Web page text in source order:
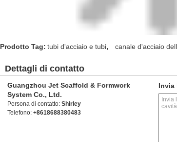
Prodotto Tag: tubi d'acciaio e tubi, canale d'acciaio
Dettagli di contatto
Guangzhou Jet Scaffold & Formwork
System Co., Ltd.
Persona di contatto: Shirley
Telefono: +8618688380483
Invia